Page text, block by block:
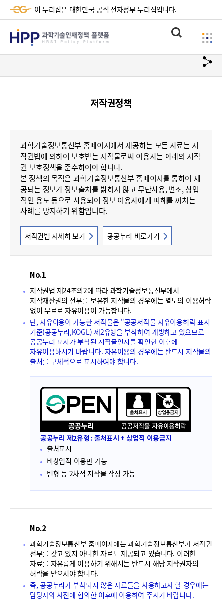
이 누리집은 대한민국 공식 전자정부 누리집입니다.
HPP
과
재
정
플
랫
폼
HRST
Policy
Platform
통
합
색
사
이
메
url
복
저작권정책
과학기술정보통신부 홈페이지에서 제공하는 모든 자료는 저
작권법에 의하여 보호받는 저작물로써 이용자는 아래의 저작
권 보호정책을 준수하여야 합니다.
본 정책의 목적은 과학기술정보통신부 홈페이지를 통하여 제
공되는 정보가 정보출처를 밝히지 않고 무단사용, 변조, 상업
적인 용도 등으로 사용되어 정보 이용자에게 피해를 끼치는
사례를 방지하기 위함입니다.
저작권법 자세히 보기 공공누리 바로가기
No.1
저작권법 제24조의2에 따라 과학기술정보통신부에서
저작재산권의 전부를 보유한 저작물의 경우에는 별도의 이용허락
없이 무료로 자유이용이 가능합니다.
단, 자유이용이 가능한 저작물은 "공공저작물 자유이용허락 표시
기준(공공누리,KOGL) 제2유형을 부착하여 개방하고 있으므로
공공누리 표시가 부착된 저작물인지를 확인한 이후에
자유이용하시기 바랍니다. 자유이용의 경우에는 반드시 저작물의
출처를 구체적으로 표시하여야 합니다.
공공누리 제2유형 : 출처표시 + 상업적 이용금지
출처표시
비상업적 이용만 가능
변형 등 2차적 저작물 작성 가능
No.2
과학기술정보통신부 홈페이지에는 과학기술정보통신부가 저작권
전부를 갖고 있지 아니한 자료도 제공되고 있습니다. 이러한
자료를 자유롭게 이용하기 위해서는 반드시 해당 저작권자의
허락을 받으셔야 합니다.
즉, 공공누리가 부착되지 않은 자료들을 사용하고자 할 경우에는
담당자와 사전에 협의한 이후에 이용하여 주시기 바랍니다.